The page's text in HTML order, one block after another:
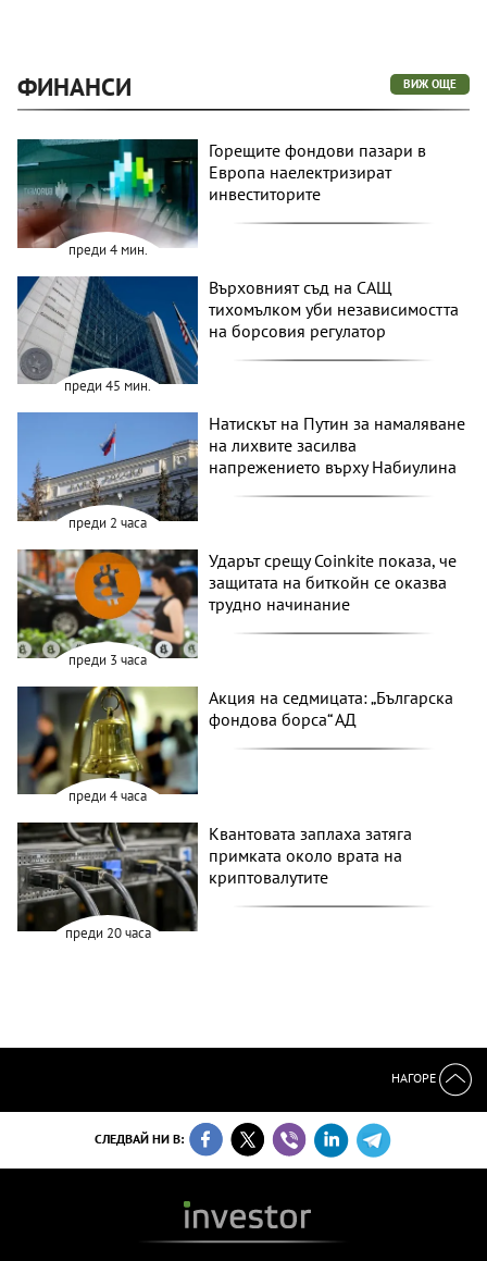
ФИНАНСИ ВИЖ ОЩЕ
преди 4 мин.
Горещите фондови пазари в
Европа наелектризират
инвеститорите
преди 45 мин.
Върховният съд на САЩ
тихомълком уби независимостта
на борсовия регулатор
преди 2 часа
Натискът на Путин за намаляване
на лихвите засилва
напрежението върху Набиулина
преди 3 часа
Ударът срещу Coinkite показа, че
защитата на биткойн се оказва
трудно начинание
преди 4 часа
Акция на седмицата: „Българска
фондова борса“ АД
преди 20 часа
Квантовата заплаха затяга
примката около врата на
криптовалутите
НАГОРЕ
СЛЕДВАЙ НИ В: